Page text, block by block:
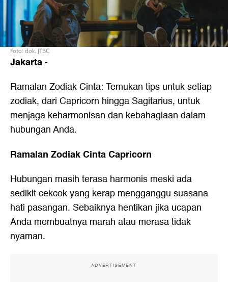
Foto: dok. JTBC
Jakarta-
Ramalan Zodiak Cinta: Temukan tips untuk setiap
zodiak, dari Capricorn hingga Sagitarius, untuk
menjaga keharmonisan dan kebahagiaan dalam
hubungan Anda.
Ramalan Zodiak Cinta Capricorn
Hubungan masih terasa harmonis meski ada
sedikit cekcok yang kerap mengganggu suasana
hati pasangan. Sebaiknya hentikan jika ucapan
Anda membuatnya marah atau merasa tidak
nyaman.
ADVERTISEMENT